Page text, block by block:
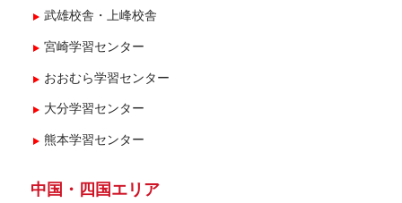
武雄校舎・上峰校舎
宮崎学習センター
おおむら学習センター
大分学習センター
熊本学習センター
中国・四国エリア